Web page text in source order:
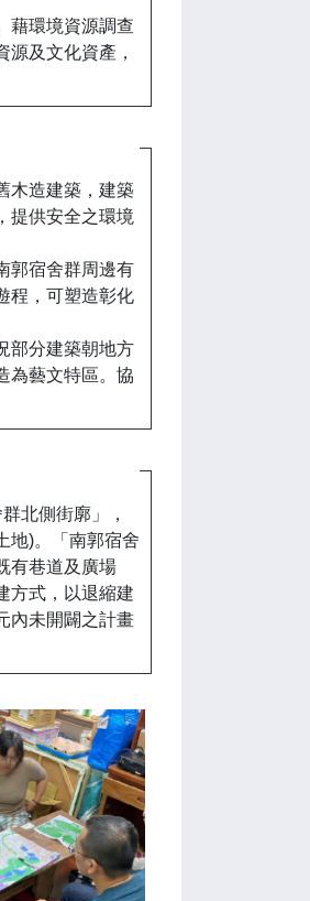
藉環境資源調查
及文化資產，
木造建築，建築
提供安全之環境
郭宿舍群周邊有
程，可塑造彰化
部分建築朝地方
為藝文特區。協
北側街廓」，
地)。「南郭宿舍
有巷道及廣場
方式，以退縮建
內未開闢之計畫